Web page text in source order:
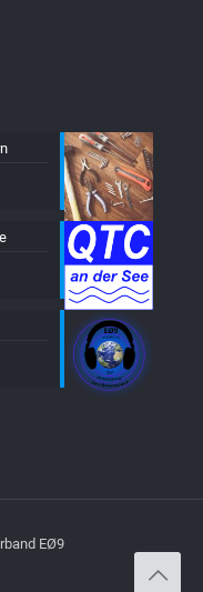
EØ9